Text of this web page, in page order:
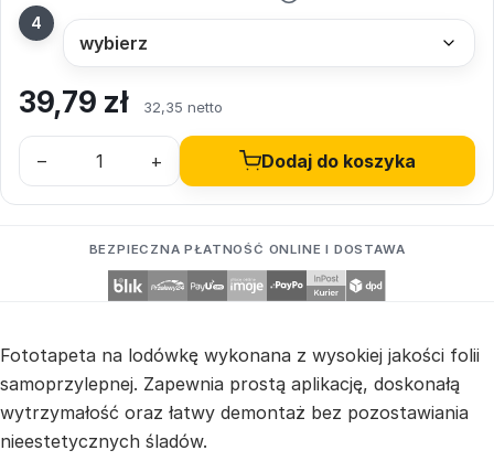
39,79 zł 32,35 netto
– + Dodaj do koszyka
BEZPIECZNA PŁATNOŚĆ ONLINE I DOSTAWA
Fototapeta na lodówkę wykonana z wysokiej jakości folii
samoprzylepnej. Zapewnia prostą aplikację, doskonałą
wytrzymałość oraz łatwy demontaż bez pozostawiania
nieestetycznych śladów.